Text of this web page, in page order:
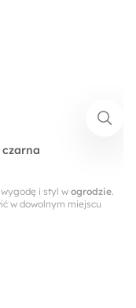
i styl w ogrodzie.
w dowolnym miejscu